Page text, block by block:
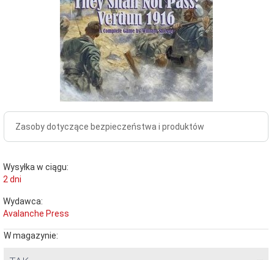
Zasoby dotyczące bezpieczeństwa i produktów
Wysyłka w ciągu:
2 dni
Wydawca:
Avalanche Press
W magazynie: